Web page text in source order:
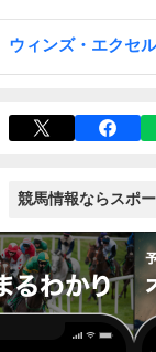
ウィンズ・エクセル
競馬情報ならスポ